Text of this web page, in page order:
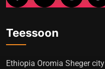
Teessoon
Ethiopia Oromia Sheger city